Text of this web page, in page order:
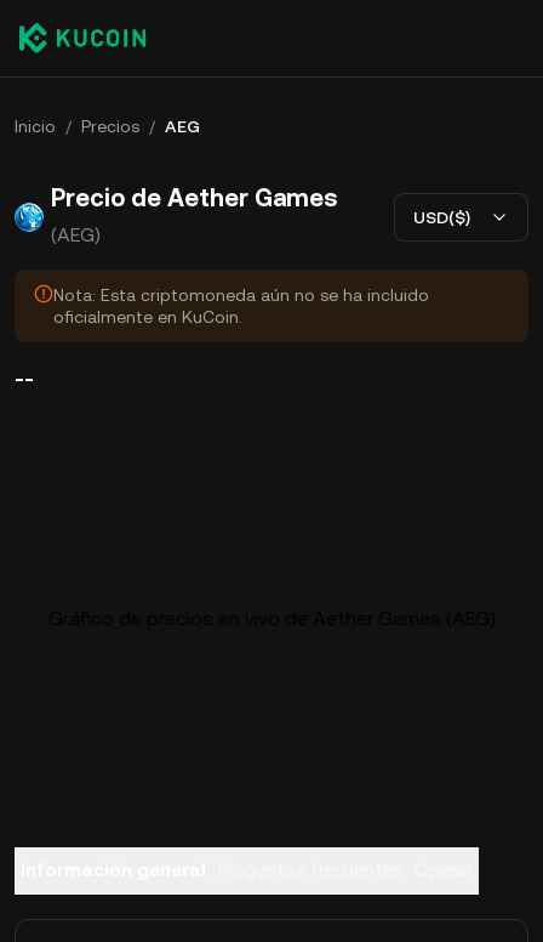
Inicio / Precios / AEG
Precio de Aether Games
(AEG)
USD($)
Nota: Esta criptomoneda aún no se ha incluido
oficialmente en KuCoin.
--